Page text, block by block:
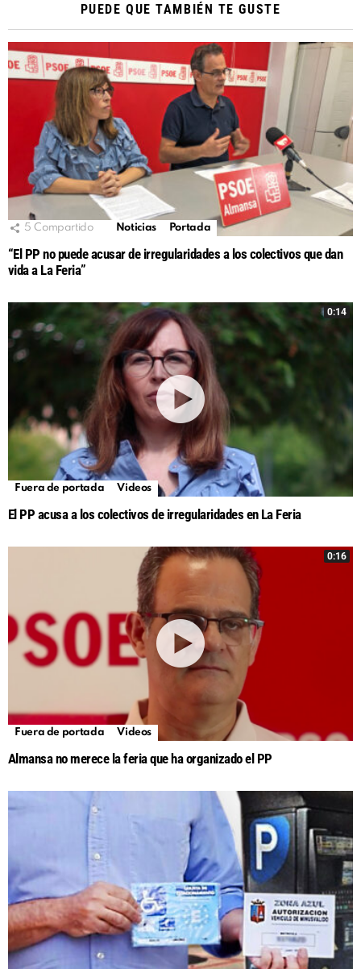
PUEDE QUE TAMBIÉN TE GUSTE
5 Compartido Noticias Portada
“El PP no puede acusar de irregularidades a los colectivos que dan
vida a La Feria”
0:14
Fuera de portada Videos
El PP acusa a los colectivos de irregularidades en La Feria
0:16
Fuera de portada Videos
Almansa no merece la feria que ha organizado el PP